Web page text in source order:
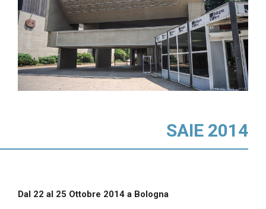
SAIE 2014
Dal 22 al 25 Ottobre 2014 a Bologna